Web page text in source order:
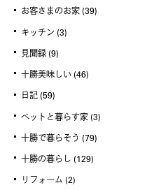
お客さまのお家 (39)
キッチン (3)
見聞録 (9)
十勝美味しい (46)
日記 (59)
ペットと暮らす家 (3)
十勝で暮らそう (79)
十勝の暮らし (129)
リフォーム (2)